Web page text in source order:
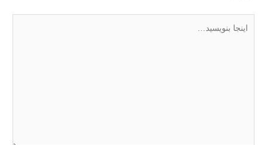
بنویسید…